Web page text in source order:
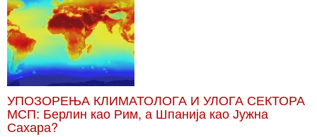
УПОЗОРЕЊА КЛИМАТОЛОГА И УЛОГА СЕКТОРА
МСП: Берлин као Рим, а Шпанија као Јужна
Сахара?